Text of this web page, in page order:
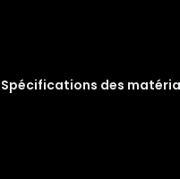
Spécifications des